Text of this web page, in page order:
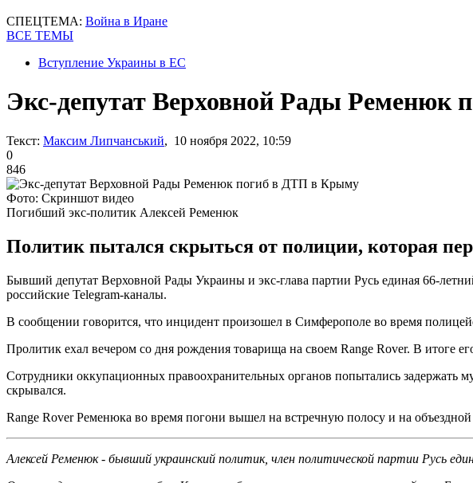
СПЕЦТЕМА: Война в Иране
ВСЕ ТЕМЫ
Вступление Украины в ЕС
Экс-депутат Верховной Рады
Текст: Максим Липчанський, 10 ноября 2022, 10:59
0
846
Фото: Скриншот видео
Погибший экс-политик Алексей Ременюк
Политик пытался скрыться от полиции, которая
Бывший депутат Верховной Рады Украины и экс-глава партии Русь единая 66-
российские Telegram-каналы.
В сообщении говорится, что инцидент произошел в Симферополе во время
Пролитик ехал вечером со дня рождения товарища на своем Range Rover. В итоге
Сотрудники оккупационных правоохранительных органов попытались задержать
скрывался.
Range Rover Ременюка во время погони вышел на встречную полосу и на
Алексей Ременюк - бывший украинский политик, член политической партии Русь